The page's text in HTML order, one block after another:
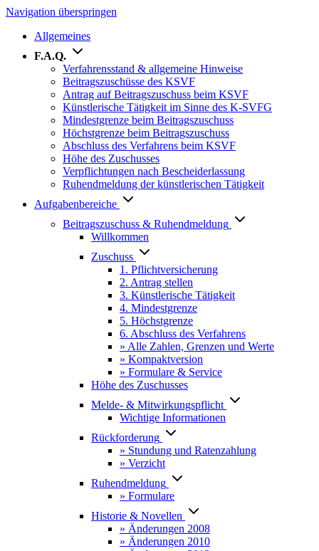
Navigation überspringen
Allgemeines
F.A.Q.
Verfahrensstand & allgemeine Hinweise
Beitragszuschüsse des KSVF
Antrag auf Beitragszuschuss beim KSVF
Künstlerische Tätigkeit im Sinne des K-SVFG
Mindestgrenze beim Beitragszuschuss
Höchstgrenze beim Beitragszuschuss
Abschluss des Verfahrens beim KSVF
Höhe des Zuschusses
Verpflichtungen nach Bescheiderlassung
Ruhendmeldung der künstlerischen Tätigkeit
Aufgabenbereiche
Beitragszuschuss & Ruhendmeldung
Willkommen
Zuschuss
1. Pflichtversicherung
2. Antrag stellen
3. Künstlerische Tätigkeit
4. Mindestgrenze
5. Höchstgrenze
6. Abschluss des Verfahrens
» Alle Zahlen, Grenzen und Werte
» Kompaktversion
» Formulare & Service
Höhe des Zuschusses
Melde- & Mitwirkungspflicht
Wichtige Informationen
Rückforderung
» Stundung und Ratenzahlung
» Verzicht
Ruhendmeldung
» Formulare
Historie & Novellen
» Änderungen 2008
» Änderungen 2010